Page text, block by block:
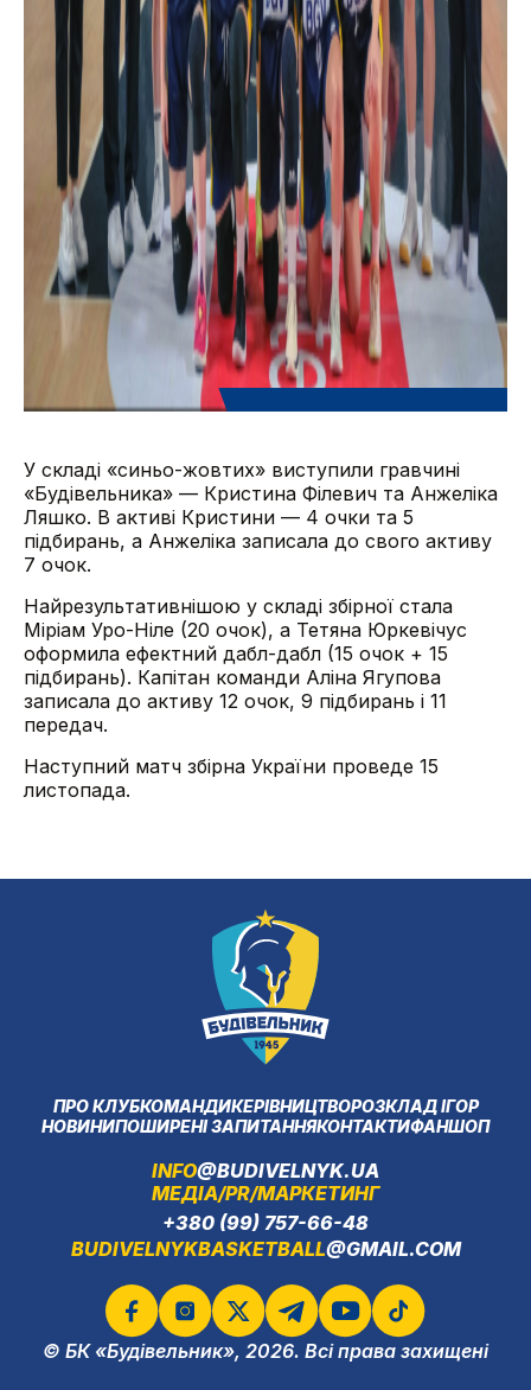
У складі «синьо-жовтих» виступили гравчині
«Будівельника» — Кристина Філевич та Анжеліка
Ляшко. В активі Кристини — 4 очки та 5
підбирань, а Анжеліка записала до свого активу
7 очок.
Найрезультативнішою у складі збірної стала
Міріам Уро-Ніле (20 очок), а Тетяна Юркевічус
оформила ефектний дабл-дабл (15 очок + 15
підбирань). Капітан команди Аліна Ягупова
записала до активу 12 очок, 9 підбирань і 11
передач.
Наступний матч збірна України проведе 15
листопада.
ПРО КЛУБКОМАНДИКЕРІВНИЦТВОРОЗКЛАД ІГОР
НОВИНИПОШИРЕНІ ЗАПИТАННЯКОНТАКТИФАНШОП
INFO@BUDIVELNYK.UA
МЕДІА/PR/МАРКЕТИНГ
+380 (99) 757-66-48
BUDIVELNYKBASKETBALL@GMAIL.COM
© БК «Будівельник», 2026. Всі права захищені